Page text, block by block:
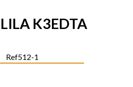
K3EDTA
Ref512-1